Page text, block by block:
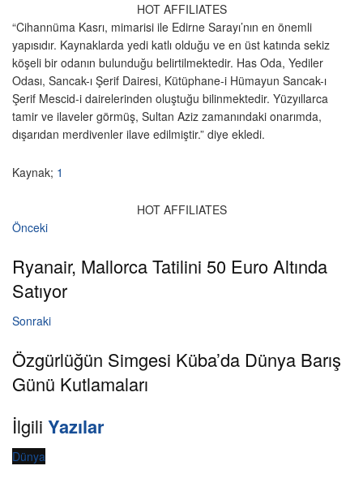
HOT AFFILIATES
“Cihannüma Kasrı, mimarisi ile Edirne Sarayı’nın en önemli
yapısıdır. Kaynaklarda yedi katlı olduğu ve en üst katında sekiz
köşeli bir odanın bulunduğu belirtilmektedir. Has Oda, Yediler
Odası, Sancak-ı Şerif Dairesi, Kütüphane-i Hümayun Sancak-ı
Şerif Mescid-i dairelerinden oluştuğu bilinmektedir. Yüzyıllarca
tamir ve ilaveler görmüş, Sultan Aziz zamanındaki onarımda,
dışarıdan merdivenler ilave edilmiştir.” diye ekledi.
Kaynak; 1
HOT AFFILIATES
Önceki
Ryanair, Mallorca Tatilini 50 Euro Altında
Satıyor
Sonraki
Özgürlüğün Simgesi Küba’da Dünya Barış
Günü Kutlamaları
İlgili Yazılar
Dünya